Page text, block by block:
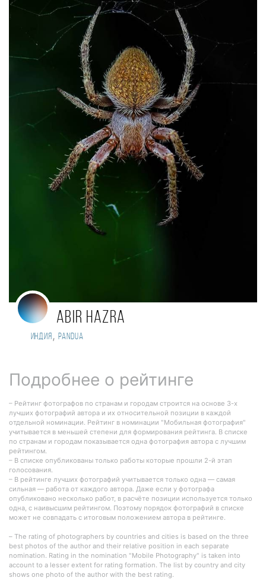
Abir Hazra
Индия , Pandua
Подробнее о рейтинге
– Рейтинг фотографов по странам и городам строится на основе 3-х
лучших фотографий автора и их относительной позиции в каждой
отдельной номинации. Рейтинг в номинации "Мобильная фотография"
учитывается в меньшей степени для формирования рейтинга. В списке
по странам и городам показывается одна фотография автора с лучшим
рейтингом.
– В списке опубликованы только работы которые прошли 2-й этап
голосования.
– В рейтинге лучших фотографий учитывается только одна — самая
сильная — работа от каждого автора. Даже если у фотографа
опубликовано несколько работ, в расчёте позиции используется только
одна, с наивысшим рейтингом. Поэтому порядок фотографий в списке
может не совпадать с итоговым положением автора в рейтинге.
– The rating of photographers by countries and cities is based on the three
best photos of the author and their relative position in each separate
nomination. Rating in the nomination "Mobile Photography" is taken into
account to a lesser extent for rating formation. The list by country and city
shows one photo of the author with the best rating.